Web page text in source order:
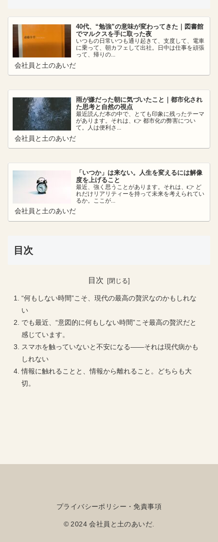
40代、“勉強”の意味が変わってきた｜図書館
でマルクスを手に取った夜
いつもの日常いつも通り起きて、支度して、電車
に乗って、朝カフェして出社。日中は仕事を頑張
って、帰りの...
会社員と土のあいだ
雨が嫌だった朝に気づいたこと｜都市化され
た思考と自然の視点
最近読んだ本の中で、とても印象に残ったテーマ
があります。それは、👉 都市化の弊害につい
て。人は便利さ...
会社員と土のあいだ
「いつか」は来ない。人生を変えるには解像
度を上げること
最近、強く思うことがあります。それは、👉 ど
れだけリアリティーを持って未来を考えられてい
るか。ここが...
会社員と土のあいだ
目次
目次
“何もしない時間”こそ、現代の最高の贅沢なのかもしれな
い
でも最近、“意図的に何もしない時間”こそ最高の贅沢だと
感じています。
スマホを触っていないと不安になる――それは現代病かも
しれない
情報に触れることと、情報から離れること。どちらも大
切。
プライバシーポリシー・免責事項
© 2024 会社員と土のあいだ.